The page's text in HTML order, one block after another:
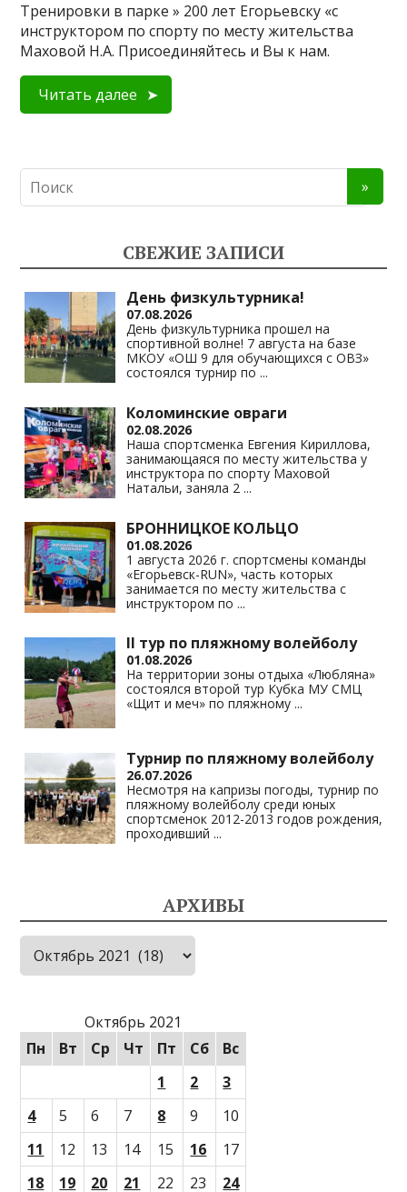
Тренировки в парке » 200 лет Егорьевску «с
инструктором по спорту по месту жительства
Маховой Н.А. Присоединяйтесь и Вы к нам.
Читать далее
СВЕЖИЕ ЗАПИСИ
День физкультурника!
07.08.2026
День физкультурника прошел на
спортивной волне! 7 августа на базе
МКОУ «ОШ 9 для обучающихся с ОВЗ»
состоялся турнир по ...
Коломинские овраги
02.08.2026
Наша спортсменка Евгения Кириллова,
занимающаяся по месту жительства у
инструктора по спорту Маховой
Натальи, заняла 2 ...
БРОННИЦКОЕ КОЛЬЦО
01.08.2026
1 августа 2026 г. спортсмены команды
«Егорьевск-RUN», часть которых
занимается по месту жительства с
инструктором по ...
II тур по пляжному волейболу
01.08.2026
На территории зоны отдыха «Любляна»
состоялся второй тур Кубка МУ СМЦ
«Щит и меч» по пляжному ...
Турнир по пляжному волейболу
26.07.2026
Несмотря на капризы погоды, турнир по
пляжному волейболу среди юных
спортсменок 2012-2013 годов рождения,
проходивший ...
АРХИВЫ
Архивы
Октябрь 2021
Пн
Вт Ср Чт Пт Сб
Вс
1
2
3
4
5 6 7 8 9
10
11
12 13 14 15 16
17
18
19 20 21 22 23 24